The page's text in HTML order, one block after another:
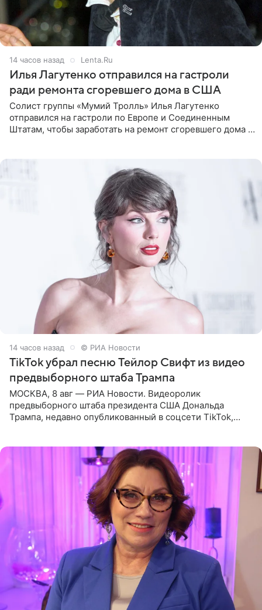
14 часов назад Lenta.Ru
Илья Лагутенко отправился на гастроли
ради ремонта сгоревшего дома в США
Солист группы «Мумий Тролль» Илья Лагутенко
отправился на гастроли по Европе и Соединенным
Штатам, чтобы заработать на ремонт сгоревшего дома в
14 часов назад © РИА Новости
TikTok убрал песню Тейлор Свифт из видео
предвыборного штаба Трампа
МОСКВА, 8 авг — РИА Новости. Видеоролик
предвыборного штаба президента США Дональда
Трампа, недавно опубликованный в соцсети TikTok,